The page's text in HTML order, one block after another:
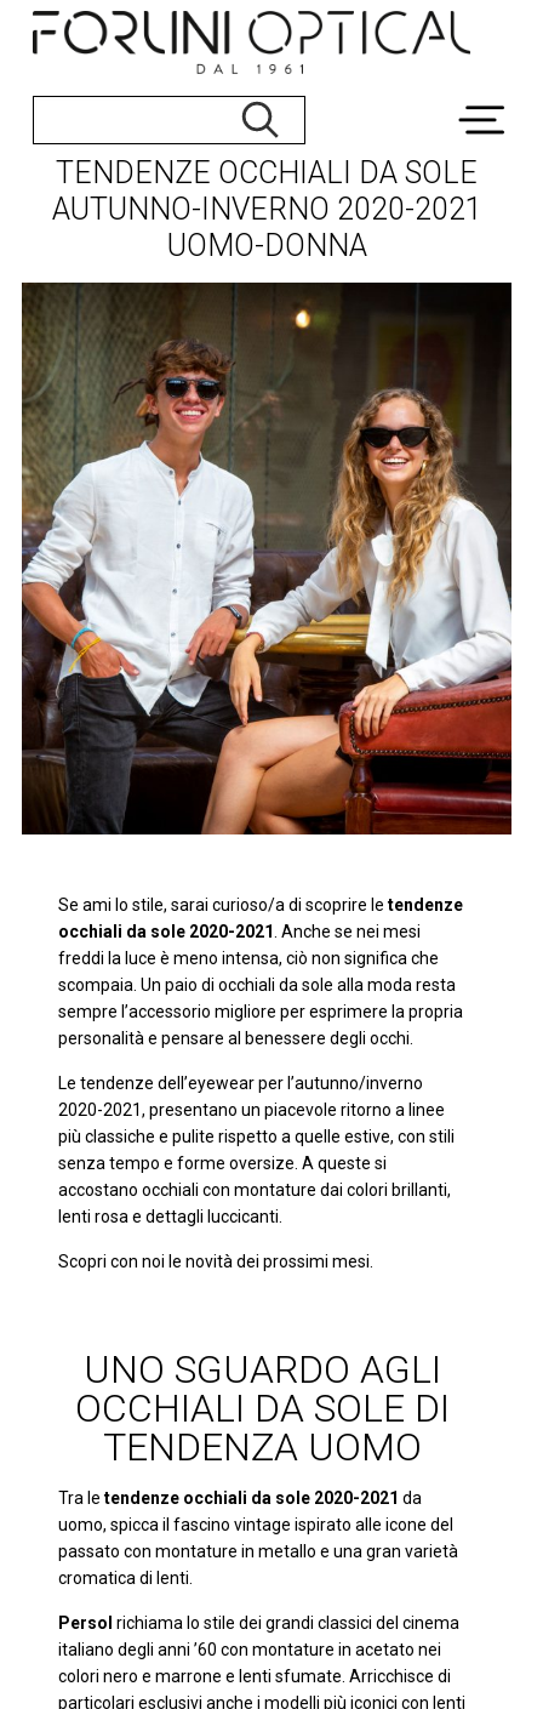
TENDENZE OCCHIALI DA SOLE
AUTUNNO-INVERNO 2020-2021
UOMO-DONNA
Se ami lo stile, sarai curioso/a di scoprire le tendenze
occhiali da sole 2020-2021. Anche se nei mesi
freddi la luce è meno intensa, ciò non significa che
scompaia. Un paio di occhiali da sole alla moda resta
sempre l’accessorio migliore per esprimere la propria
personalità e pensare al benessere degli occhi.
Le tendenze dell’eyewear per l’autunno/inverno
2020-2021, presentano un piacevole ritorno a linee
più classiche e pulite rispetto a quelle estive, con stili
senza tempo e forme oversize. A queste si
accostano occhiali con montature dai colori brillanti,
lenti rosa e dettagli luccicanti.
Scopri con noi le novità dei prossimi mesi.
UNO SGUARDO AGLI
OCCHIALI DA SOLE DI
TENDENZA UOMO
Tra le tendenze occhiali da sole 2020-2021 da
uomo, spicca il fascino vintage ispirato alle icone del
passato con montature in metallo e una gran varietà
cromatica di lenti.
Persol richiama lo stile dei grandi classici del cinema
italiano degli anni ’60 con montature in acetato nei
colori nero e marrone e lenti sfumate. Arricchisce di
particolari esclusivi anche i modelli più iconici con lenti